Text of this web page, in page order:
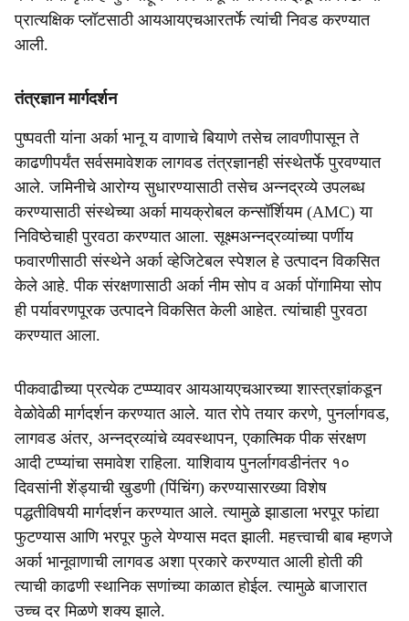
प्रात्यक्षिक प्लॉटसाठी आयआयएचआरतर्फे त्यांची निवड करण्यात
आली.
तंत्रज्ञान मार्गदर्शन
पुष्पवती यांना अर्का भानू य वाणाचे बियाणे तसेच लावणीपासून ते
काढणीपर्यंत सर्वसमावेशक लागवड तंत्रज्ञानही संस्थेतर्फे पुरवण्यात
आले. जमिनीचे आरोग्य सुधारण्यासाठी तसेच अन्नद्रव्ये उपलब्ध
करण्यासाठी संस्थेच्या अर्का मायक्रोबल कन्सॉर्शियम (AMC) या
निविष्ठेचाही पुरवठा करण्यात आला. सूक्ष्मअन्नद्रव्यांच्या पर्णीय
फवारणीसाठी संस्थेने अर्का व्हेजिटेबल स्पेशल हे उत्पादन विकसित
केले आहे. पीक संरक्षणासाठी अर्का नीम सोप व अर्का पोंगामिया सोप
ही पर्यावरणपूरक उत्पादने विकसित केली आहेत. त्यांचाही पुरवठा
करण्यात आला.
पीकवाढीच्या प्रत्येक टप्प्प्यावर आयआयएचआरच्या शास्त्रज्ञांकडून
वेळोवेळी मार्गदर्शन करण्यात आले. यात रोपे तयार करणे, पुनर्लागवड,
लागवड अंतर, अन्नद्रव्यांचे व्यवस्थापन, एकात्मिक पीक संरक्षण
आदी टप्प्यांचा समावेश राहिला. याशिवाय पुनर्लागवडीनंतर १०
दिवसांनी शेंड्याची खुडणी (पिंचिंग) करण्यासारख्या विशेष
पद्धतीविषयी मार्गदर्शन करण्यात आले. त्यामुळे झाडाला भरपूर फांद्या
फुटण्यास आणि भरपूर फुले येण्यास मदत झाली. महत्त्वाची बाब म्हणजे
अर्का भानूवाणाची लागवड अशा प्रकारे करण्यात आली होती की
त्याची काढणी स्थानिक सणांच्या काळात होईल. त्यामुळे बाजारात
उच्च दर मिळणे शक्य झाले.